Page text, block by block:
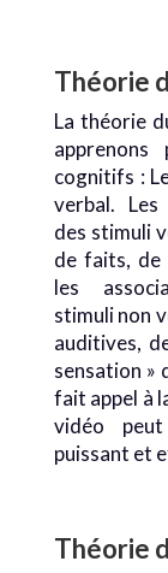
Théorie
La théorie
cognitifs :
verbal. Les
des stimuli
de faits, de
les
stimuli non
auditives,
sensation »
fait appel à
vidéo
puissant et
Théorie